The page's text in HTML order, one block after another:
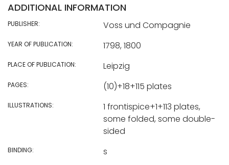
ADDITIONAL INFORMATION
PUBLISHER: Voss und Compagnie
YEAR OF PUBLICATION: 1798, 1800
PLACE OF PUBLICATION: Leipzig
PAGES: (10)+18+115 plates
ILLUSTRATIONS:
1 frontispice+1+113 plates,
some folded, some double-
sided
BINDING: s